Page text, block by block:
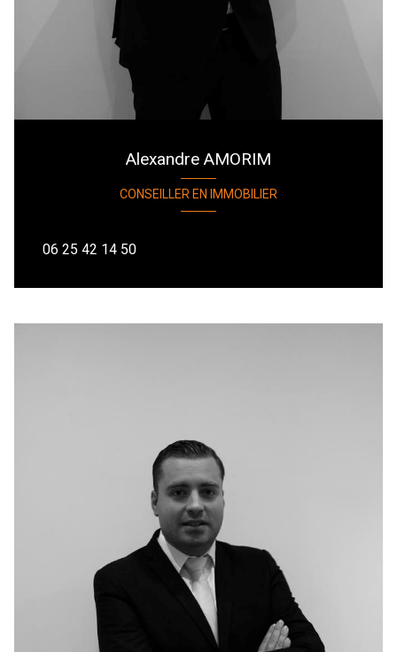
Alexandre AMORIM
CONSEILLER EN IMMOBILIER
06 25 42 14 50